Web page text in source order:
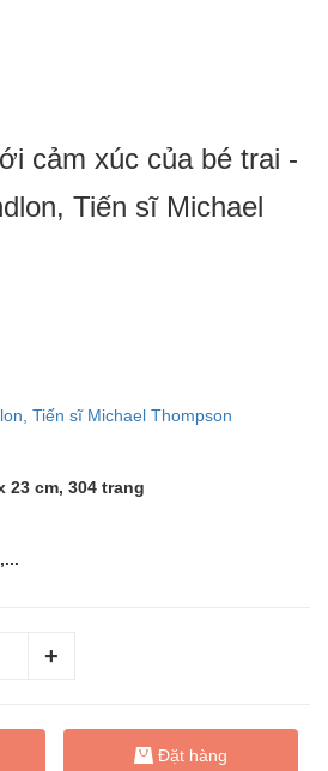
cảm xúc của bé trai -
Tiến sĩ Michael
Tiến sĩ Michael Thompson
23 cm, 304 trang
Đặt hàng